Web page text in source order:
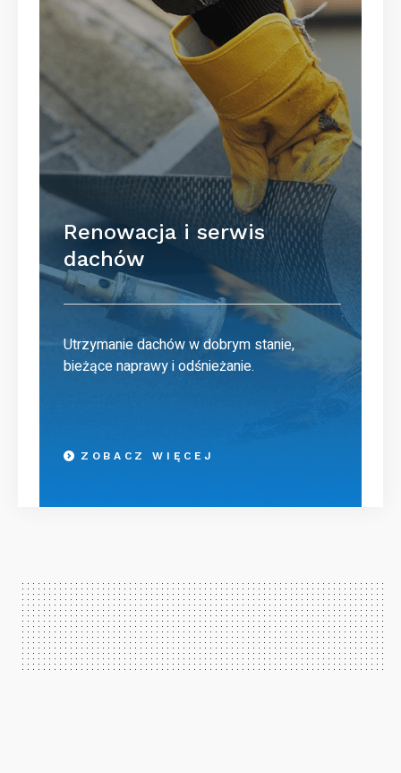
Renowacja i serwis
dachów
Utrzymanie dachów w dobrym stanie,
bieżące naprawy i odśnieżanie.
ZOBACZ WIĘCEJ